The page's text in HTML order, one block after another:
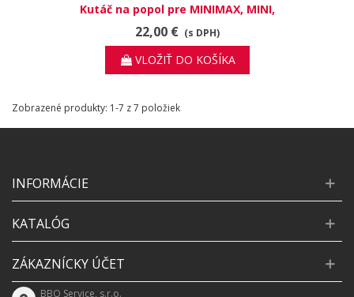
Kutáč na popol pre MINIMAX, MINI,
SMALL
22,00 € (s DPH)
VLOŽIŤ DO KOŠÍKA
Zobrazené produkty: 1-7 z 7 položiek
INFORMÁCIE
KATALÓG
ZÁKAZNÍCKY ÚČET
BBQ Service, s.r.o.